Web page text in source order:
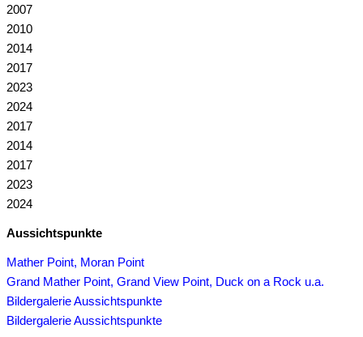
2007
2010
2014
2017
2023
2024
2017
2014
2017
2023
2024
Aussichtspunkte
Mather Point, Moran Point
Grand Mather Point, Grand View Point, Duck on a Rock u.a.
Bildergalerie Aussichtspunkte
Bildergalerie Aussichtspunkte